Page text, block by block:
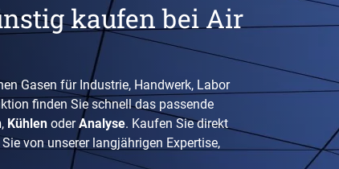
kaufen bei Air
Gasen für Industrie, Handwerk, Labor
finden Sie schnell das passende
, Kühlen oderAnalyse. Kaufen Sie direkt
von unserer langjährigen Expertise,